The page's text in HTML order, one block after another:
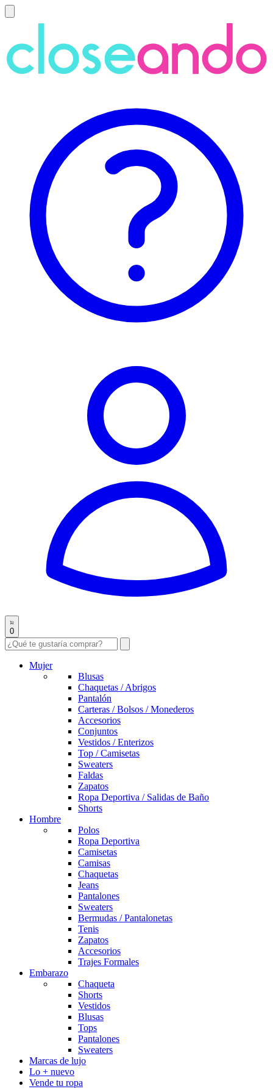
0
Mujer
Blusas
Chaquetas / Abrigos
Pantalón
Carteras / Bolsos / Monederos
Accesorios
Conjuntos
Vestidos / Enterizos
Top / Camisetas
Sweaters
Faldas
Zapatos
Ropa Deportiva / Salidas de Baño
Shorts
Hombre
Polos
Ropa Deportiva
Camisetas
Camisas
Chaquetas
Jeans
Pantalones
Sweaters
Bermudas / Pantalonetas
Tenis
Zapatos
Accesorios
Trajes Formales
Embarazo
Chaqueta
Shorts
Vestidos
Blusas
Tops
Pantalones
Sweaters
Marcas de lujo
Lo + nuevo
Vende tu ropa